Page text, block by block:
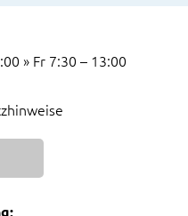
» Fr 7:30 – 13:00